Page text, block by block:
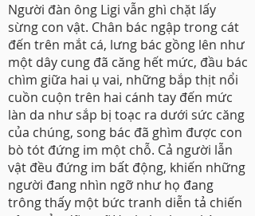
Người đàn ông Ligi vẫn ghì chặt lấy
sừng con vật. Chân bác ngập trong cát
đến trên mắt cá, lưng bác gồng lên như
một dây cung đã căng hết mức, đầu bác
chìm giữa hai ụ vai, những bắp thịt nổi
cuồn cuộn trên hai cánh tay đến mức
làn da như sắp bị toạc ra dưới sức căng
của chúng, song bác đã ghìm được con
bò tót đứng im một chỗ. Cả người lẫn
vật đều đứng im bất động, khiến những
người đang nhìn ngỡ như họ đang
trông thấy một bức tranh diễn tả chiến